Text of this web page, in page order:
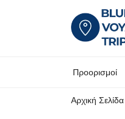
Προορισμοί
Αρχική Σελίδα